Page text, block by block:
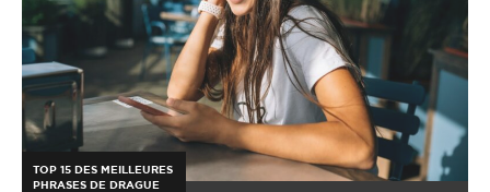
TOP 15 DES MEILLEURES
PHRASES DE DRAGUE